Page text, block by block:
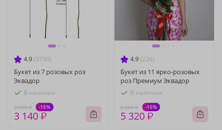
4.9 (3799)
Букет из 7 розовых роз
Эквадор
В наличии
3 690 ₽ -15%
3 140 ₽
4.9 (226)
Букет из 11 ярко-розовых
роз Премиум Эквадор
В наличии
6 260 ₽ -15%
5 320 ₽